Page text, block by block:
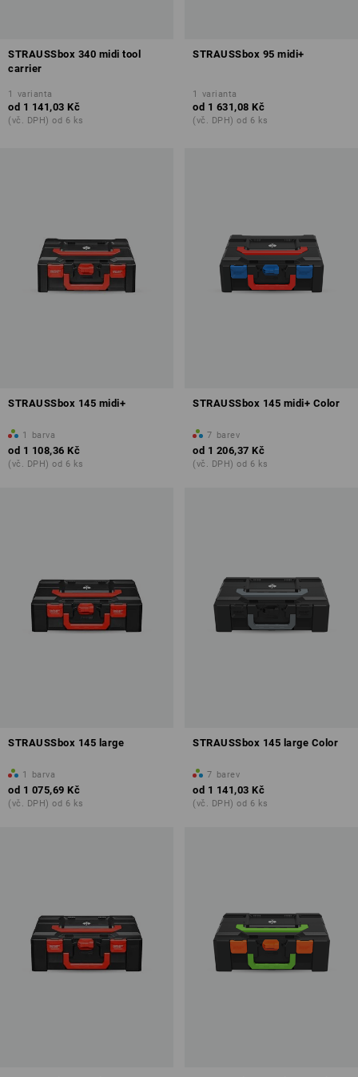
STRAUSSbox 340 midi tool
carrier
1 varianta
od 1 141,03 Kč
(vč. DPH) od 6 ks
STRAUSSbox 95 midi+
1 varianta
od 1 631,08 Kč
(vč. DPH) od 6 ks
STRAUSSbox 145 midi+
1 barva
od 1 108,36 Kč
(vč. DPH) od 6 ks
STRAUSSbox 145 midi+ Color
7 barev
od 1 206,37 Kč
(vč. DPH) od 6 ks
STRAUSSbox 145 large
1 barva
od 1 075,69 Kč
(vč. DPH) od 6 ks
STRAUSSbox 145 large Color
7 barev
od 1 141,03 Kč
(vč. DPH) od 6 ks